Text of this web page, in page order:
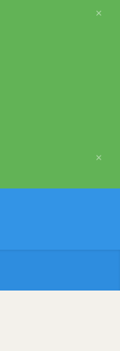
×
×